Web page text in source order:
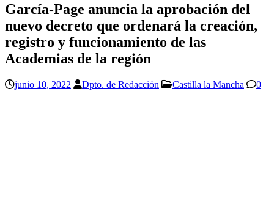
García-Page anuncia la aprobación del
nuevo decreto que ordenará la creación,
registro y funcionamiento de las
Academias de la región
junio 10, 2022 Dpto. de Redacción Castilla la Mancha 0